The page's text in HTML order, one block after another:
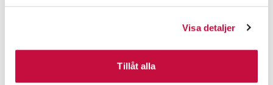
Visa detaljer
Tillåt alla